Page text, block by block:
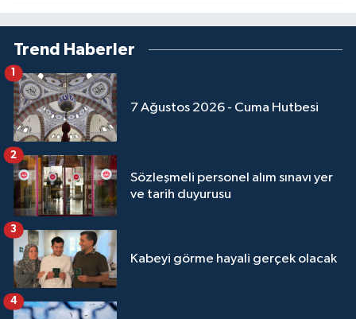
Trend Haberler
7 Ağustos 2026 - Cuma Hutbesi
1
Sözleşmeli personel alım sınavı yer
ve tarih duyurusu
2
Kabeyi görme hayali gerçek olacak
3
4